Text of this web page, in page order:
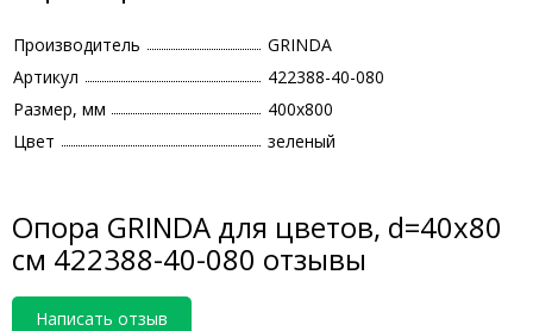
Производитель
GRINDA
Артикул
422388-40-080
Размер, мм
400х800
Цвет
зеленый
Опора GRINDA для цветов, d=40х80
см 422388-40-080 отзывы
Написать отзыв